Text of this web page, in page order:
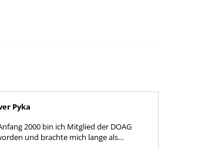
Pyka
2000 bin ich Mitglied der DOAG
und brachte mich lange als